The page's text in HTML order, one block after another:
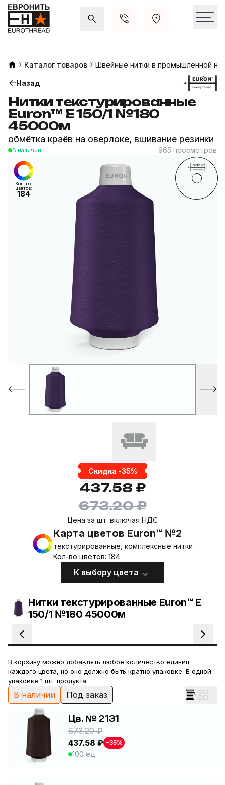
Каталог товаров Швейные нитки в промышленной
Назад
Нитки текстурированные
Euron™ E 150/1 №180
45000м
обмётка краёв на оверлоке, вшивание резинки
В наличии 965 просмотров
Кол-во
цветов:
184
Скидка -35%
437.58 ₽
673.20 ₽
Цена за шт. включая НДС
Карта цветов Euron™ №2
текстурированные, комплексные нитки
Кол-во цветов: 184
К выбору цвета
Нитки текстурированные Euron™ E
150/1 №180 45000м
В корзину можно добавлять любое количество единиц
каждого цвета, но оно должно быть кратно упаковке. В одной
упаковке 1 шт. продукта.
В наличии Под заказ
Цв. № 2131
673.20 ₽
437.58 ₽ −35%
100 ед.